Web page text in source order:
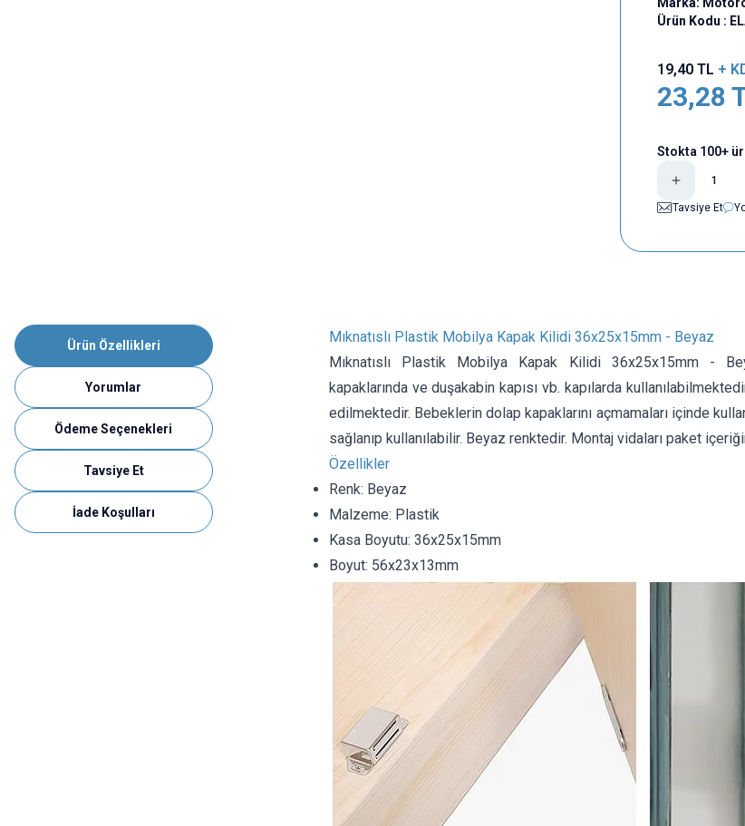
Ürün Kodu :
19,40TL +
23,28
Stokta 100+
Tavsiye Et
Ürün Özellikleri
Yorumlar
Ödeme Seçenekleri
Tavsiye Et
İade Koşulları
Mıknatıslı Plastik Mobilya Kapak Kilidi 36x25x15mm - Beyaz
Mıknatıslı Plastik Mobilya Kapak Kilidi 36x25x15mm -
kapaklarında ve duşakabin kapısı vb. kapılarda
edilmektedir. Bebeklerin dolap kapaklarını açmamaları içinde
sağlanıp kullanılabilir. Beyaz renktedir. Montaj vidaları paket
Özellikler
Renk: Beyaz
Malzeme: Plastik
Kasa Boyutu: 36x25x15mm
Boyut: 56x23x13mm